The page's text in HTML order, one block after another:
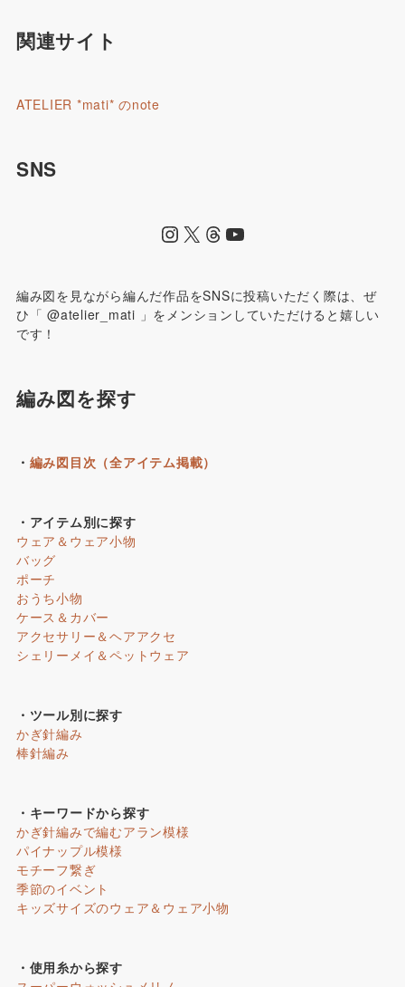
関連サイト
ATELIER *mati* のnote
SNS
編み図を見ながら編んだ作品をSNSに投稿いただく際は、ぜ
ひ「 @atelier_mati 」をメンションしていただけると嬉しい
です！
編み図を探す
・ 編み図目次（全アイテム掲載）
・アイテム別に探す
ウェア＆ウェア小物
バッグ
ポーチ
おうち小物
ケース＆カバー
アクセサリー＆ヘアアクセ
シェリーメイ＆ペットウェア
・ツール別に探す
かぎ針編み
棒針編み
・キーワードから探す
かぎ針編みで編むアラン模様
パイナップル模様
モチーフ繋ぎ
季節のイベント
キッズサイズのウェア＆ウェア小物
・使用糸から探す